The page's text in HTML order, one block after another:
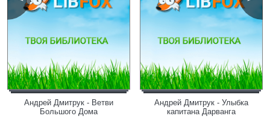
Андрей Дмитрук - Ветви
Большого Дома
Андрей Дмитрук - Улыбка
капитана Дарванга